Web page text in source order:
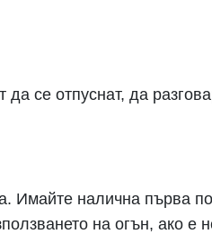
да се отпуснат, да
Имайте налична първа
на огън, ако е